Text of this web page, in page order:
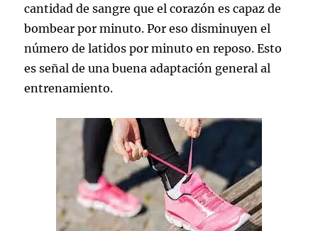
cantidad de sangre que el corazón es capaz de
bombear por minuto. Por eso disminuyen el
número de latidos por minuto en reposo. Esto
es señal de una buena adaptación general al
entrenamiento.